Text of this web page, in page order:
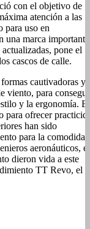
con el objetivo de
atención a las
para uso en
marca importante
pone el
cascos de calle.
cautivadoras y
viento, para
y la ergonomía. El
para ofrecer
han sido
para la
aeronáuticos, el
dieron vida a este
TT Revo, el